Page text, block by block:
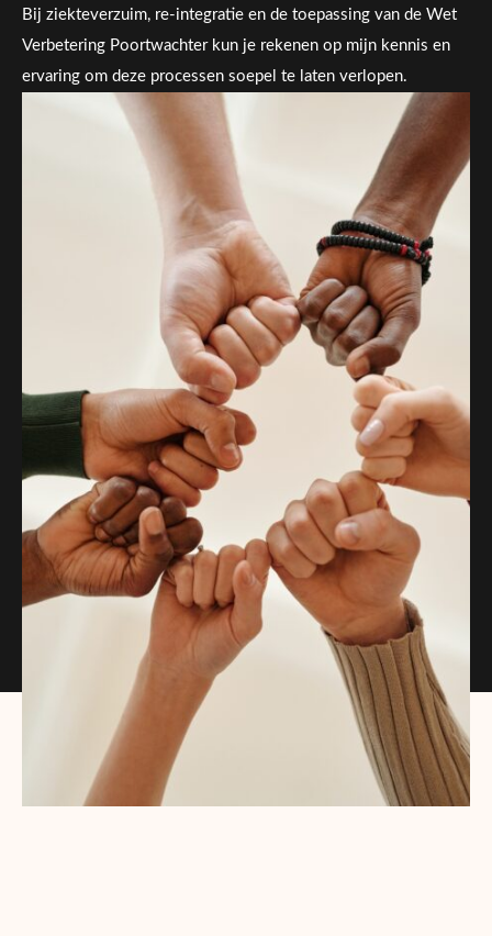
Bij ziekteverzuim, re-integratie en de toepassing van de Wet
Verbetering Poortwachter kun je rekenen op mijn kennis en
ervaring om deze processen soepel te laten verlopen.